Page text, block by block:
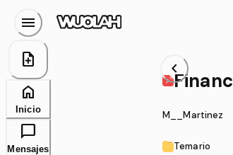
chevron_left
M__Martinez
Temario
menu
note_add
home
Inicio
chat_bubble
Mensajes